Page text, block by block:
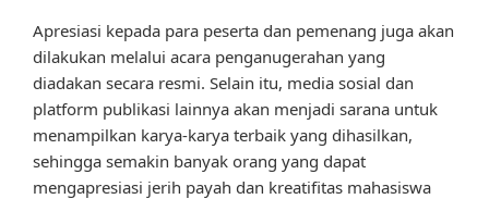
Apresiasi kepada para peserta dan pemenang juga akan
dilakukan melalui acara penganugerahan yang
diadakan secara resmi. Selain itu, media sosial dan
platform publikasi lainnya akan menjadi sarana untuk
menampilkan karya-karya terbaik yang dihasilkan,
sehingga semakin banyak orang yang dapat
mengapresiasi jerih payah dan kreatifitas mahasiswa